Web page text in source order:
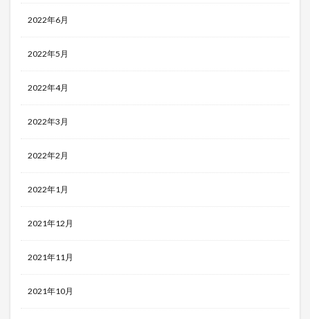
2022年6月
2022年5月
2022年4月
2022年3月
2022年2月
2022年1月
2021年12月
2021年11月
2021年10月